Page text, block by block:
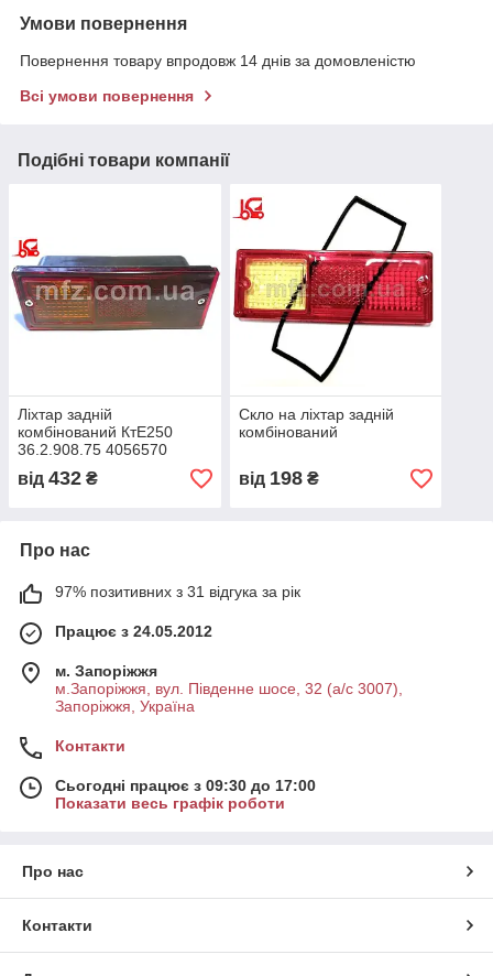
Умови повернення
Повернення товару впродовж 14 днів за домовленістю
Всі умови повернення
Подібні товари компанії
Ліхтар задній
комбінований КтЕ250
36.2.908.75 4056570
Балканкар ДВ1792
від 432 ₴
Скло на ліхтар задній
комбінований
від 198₴
Про нас
97% позитивних з 31 відгука за рік
Працює з 24.05.2012
м. Запоріжжя
м.Запоріжжя, вул. Південне шосе, 32 (а/с 3007),
Запоріжжя, Україна
Контакти
Сьогодні працює з 09:30 до 17:00
Показати весь графік роботи
Про нас
Контакти